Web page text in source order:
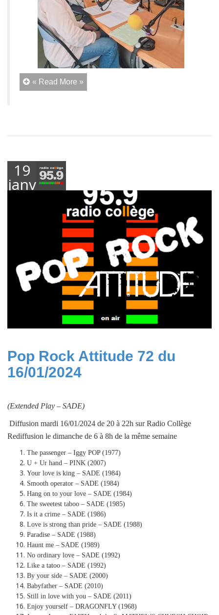
« Read More »
19
janvier
Pop Rock Attitude 72 du
16/01/2024
(Extended Play – SADE)
Diffusion mardi 16/01/2024 de 20 à 22h sur Radio Collège
Rediffusion le dimanche de 6 à 8h de la même semaine
The passenger – Iggy POP (1977)
U + Ur hand – PINK (2007)
Your love is king – SADE (1984)
Smooth operator – SADE (1984)
Hang on to your love – SADE (1984)
The sweetest taboo – SADE (1985)
Is it a crime – SADE (1986)
Love is strong than pride – SADE (1988)
Paradise – SADE (1988)
Haunt me – SADE (1989)
No ordinary love – SADE (1992)
Like a tatoo – SADE (1992)
By your side – SADE (2000)
Babyfather – SADE (2010)
Still in love with you – SADE (2011)
Enjoy yourself – DRAGONFLY (1968)